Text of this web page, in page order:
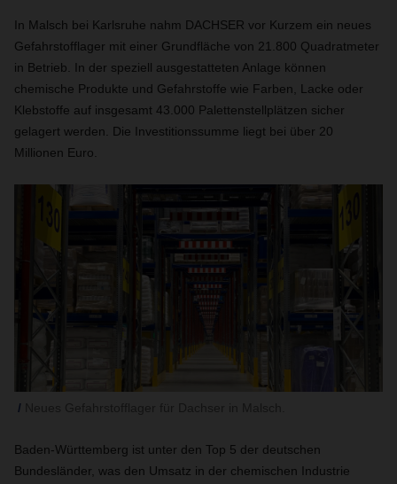
In Malsch bei Karlsruhe nahm DACHSER vor Kurzem ein neues
Gefahrstofflager mit einer Grundfläche von 21.800 Quadratmeter
in Betrieb. In der speziell ausgestatteten Anlage können
chemische Produkte und Gefahrstoffe wie Farben, Lacke oder
Klebstoffe auf insgesamt 43.000 Palettenstellplätzen sicher
gelagert werden. Die Investitionssumme liegt bei über 20
Millionen Euro.
Baden-Württemberg ist unter den Top 5 der deutschen
Bundesländer, was den Umsatz in der chemischen Industrie